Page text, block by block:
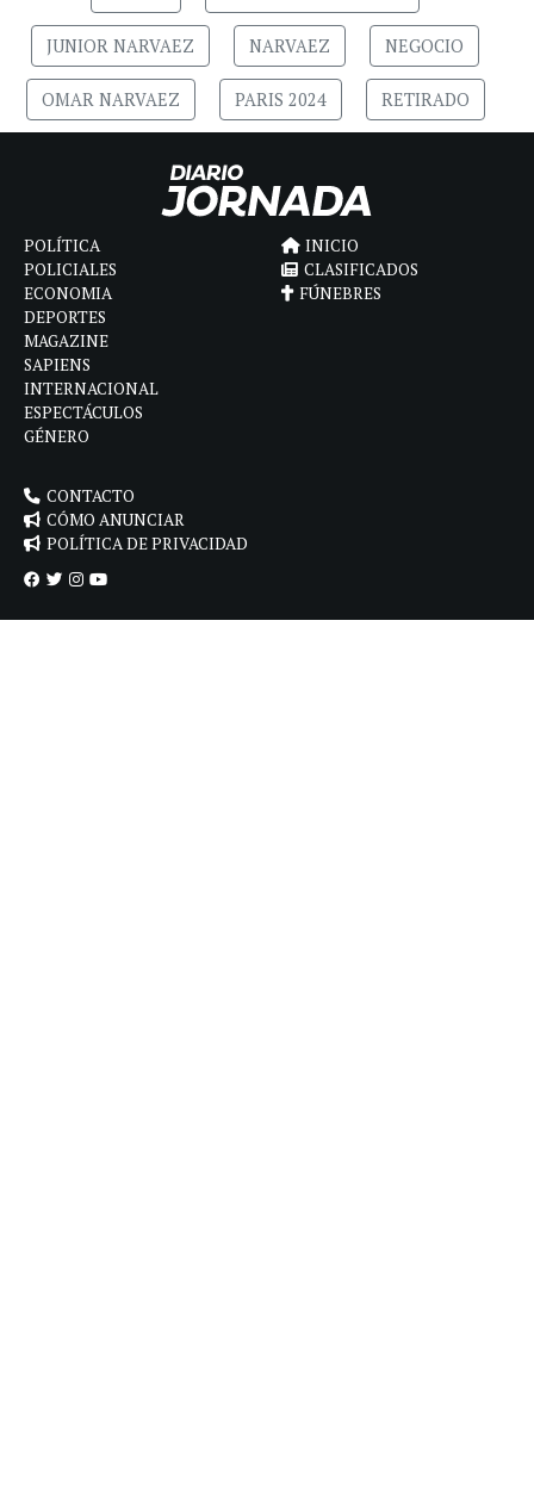
JUNIOR NARVAEZ NARVAEZ NEGOCIO
OMAR NARVAEZ PARIS 2024 RETIRADO
POLÍTICA
POLICIALES
ECONOMIA
DEPORTES
MAGAZINE
SAPIENS
INTERNACIONAL
ESPECTÁCULOS
GÉNERO
INICIO
CLASIFICADOS
FÚNEBRES
CONTACTO
CÓMO ANUNCIAR
POLÍTICA DE PRIVACIDAD